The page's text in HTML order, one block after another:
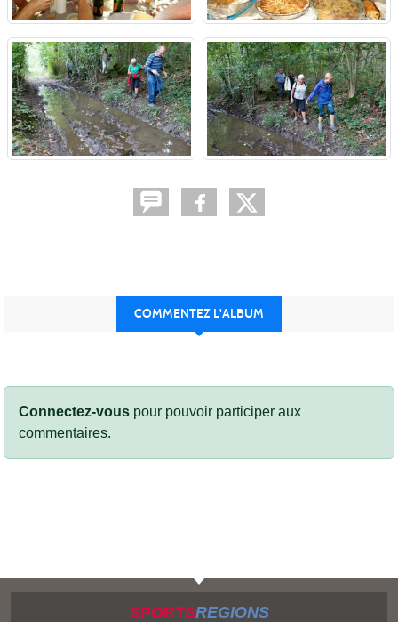
COMMENTEZ L'ALBUM
Connectez-vous pour pouvoir participer aux
commentaires.
SPORTSREGIONS